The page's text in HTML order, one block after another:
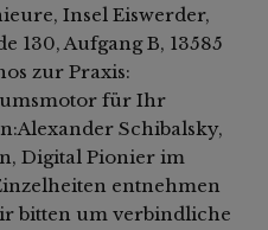
Insel Eiswerder,
130, Aufgang B, 13585
zur Praxis:
für Ihr
Schibalsky,
Digital Pionier im
entnehmen
bitten um verbindliche